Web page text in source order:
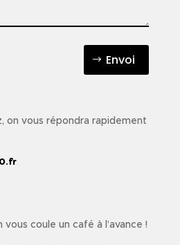
Envoi
on vous répondra rapidement
vous coule un café à l’avance !